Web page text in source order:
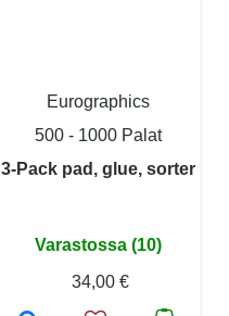
Eurographics
500 - 1000 Palat
3-Pack pad, glue, sorter
Varastossa (10)
34,00 €